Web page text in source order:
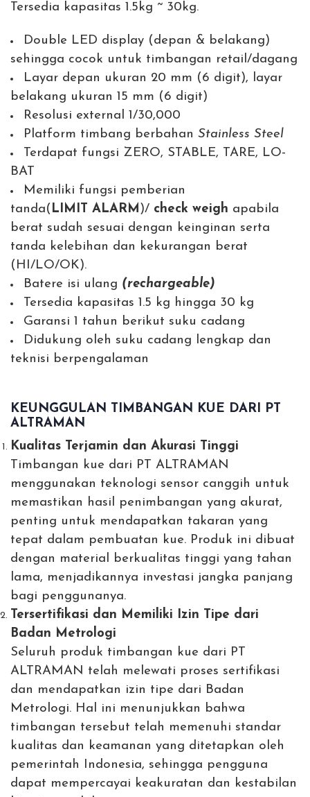
Tersedia kapasitas 1.5kg ~ 30kg.
Double LED display (depan & belakang)
sehingga cocok untuk timbangan retail/dagang
Layar depan ukuran 20 mm (6 digit), layar
belakang ukuran 15 mm (6 digit)
Resolusi external 1/30,000
Platform timbang berbahan Stainless Steel
Terdapat fungsi ZERO, STABLE, TARE, LO-
BAT
Memiliki fungsi pemberian
tanda( LIMIT ALARM )/ check weigh apabila
berat sudah sesuai dengan keinginan serta
tanda kelebihan dan kekurangan berat
(HI/LO/OK).
Batere isi ulang (rechargeable)
Tersedia kapasitas 1.5 kg hingga 30 kg
Garansi 1 tahun berikut suku cadang
Didukung oleh suku cadang lengkap dan
teknisi berpengalaman
KEUNGGULAN TIMBANGAN KUE DARI PT
ALTRAMAN
Kualitas Terjamin dan Akurasi Tinggi
Timbangan kue dari PT ALTRAMAN
menggunakan teknologi sensor canggih untuk
memastikan hasil penimbangan yang akurat,
penting untuk mendapatkan takaran yang
tepat dalam pembuatan kue. Produk ini dibuat
dengan material berkualitas tinggi yang tahan
lama, menjadikannya investasi jangka panjang
bagi penggunanya.
Tersertifikasi dan Memiliki Izin Tipe dari
Badan Metrologi
Seluruh produk timbangan kue dari PT
ALTRAMAN telah melewati proses sertifikasi
dan mendapatkan izin tipe dari Badan
Metrologi. Hal ini menunjukkan bahwa
timbangan tersebut telah memenuhi standar
kualitas dan keamanan yang ditetapkan oleh
pemerintah Indonesia, sehingga pengguna
dapat mempercayai keakuratan dan kestabilan